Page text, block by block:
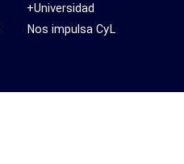
+Universidad
Nos impulsa CyL